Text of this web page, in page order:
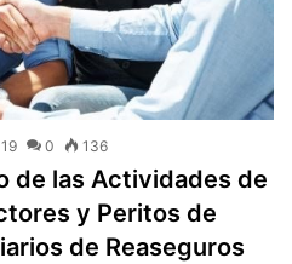
0 136
de las Actividades de
y Peritos de
de Reaseguros